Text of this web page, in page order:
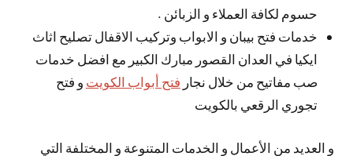
حسوم لكافة العملاء و الزبائن .
خدمات فتح بيبان و الابواب وتركيب الاقفال تصليح اثاث
ايكيا في العدان القصور مبارك الكبير مع افضل خدمات
صب مفاتيح من خلال نجار فتح أبواب الكويت و فتح
تجوري الرقعي بالكويت
و العديد من الأعمال و الخدمات المتنوعة و المختلفة التي